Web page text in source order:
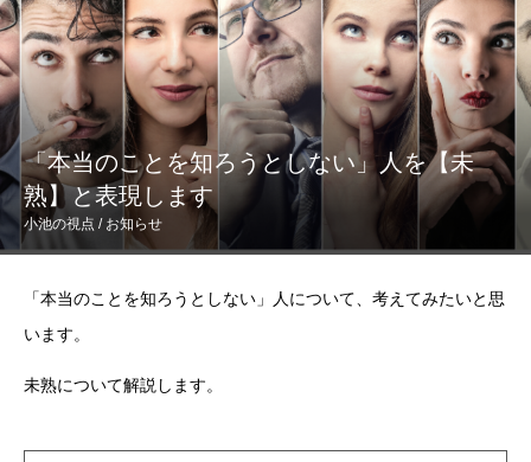
「本当のことを知ろうとしない」人を【未
熟】と表現します
小池の視点 / お知らせ
「本当のことを知ろうとしない」人について、考えてみたいと思
います。
未熟について解説します。